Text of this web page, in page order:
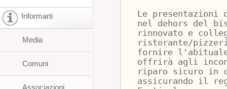
Le
nel dehors del
rinnovato e
ristorante/
fornire
offrirà agli
riparo sicuro in
assicurando il
Informarti
Media
Comuni
Associazioni